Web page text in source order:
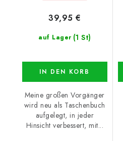
auf Lager (1 St)
39,95 €
IN DEN KORB
Meine großen Vorgänger
wird neu als Taschenbuch
aufgelegt, in jeder
Hinsicht verbessert, mit...